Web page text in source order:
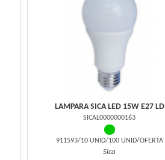
LAMPARA SICA LED 15W E27 LD
SICAL0000000163
911593/10 UNID/100 UNID/OFERTA
Sica